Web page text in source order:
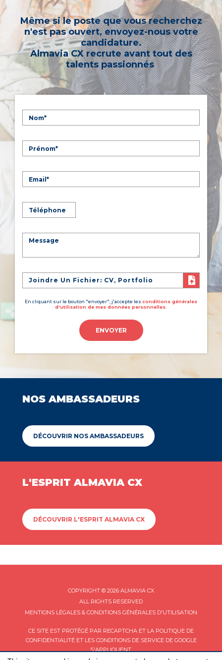
Même si le poste que vous recherchez
n'est pas ouvert, envoyez-nous votre
candidature.
Almavia CX recrute avant tout des
talents passionnés
Joindre Un Fichier: CV, Portfolio
En cliquant sur le bouton "envoyer", j'accepte les conditions générales
d'utilisation de mes données personnelles.
ENVOYER
NOS AMBASSADEURS
DÉCOUVRIR NOS AMBASSADEURS
L'ESPRIT ALMAVIA CX
DÉCOUVRIR L'ESPRIT ALMAVIA CX
COPYRIGHT © 2026 ALMAVIA CX
ALL RIGHTS RESERVED
MENTIONS LÉGALES & CONDITIONS GÉNÉRALES D'UTILISATION
CE SITE EST PROTÉGÉ PAR RECAPTCHA ET LA POLITIQUE DE
CONFIDENTIALITÉET LES CONDITIONS DE SERVICEDE GOOGLE
S'APPLIQUENT.